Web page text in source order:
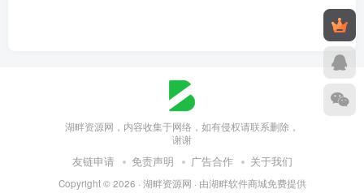
湖畔资源网，内容收集于网络，如有侵权请联系删除，
谢谢
友链申请 免责声明 广告合作 关于我们
Copyright © 2026 · 湖畔资源网 · 由湖畔软件商城免费提供